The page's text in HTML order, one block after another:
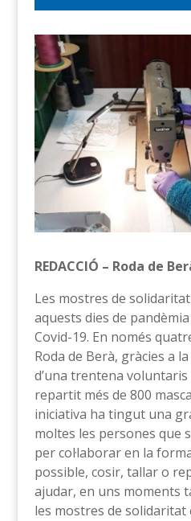
REDACCIÓ – Roda de
Les mostres de
aquests dies de
Covid-19. En només
Roda de Berà, gràcies a
d’una trentena
repartit més de 800
iniciativa ha tingut una
moltes les persones que
per col·laborar en la
possible, cosir, tallar o
ajudar, en uns moments
les mostres de solidaritat